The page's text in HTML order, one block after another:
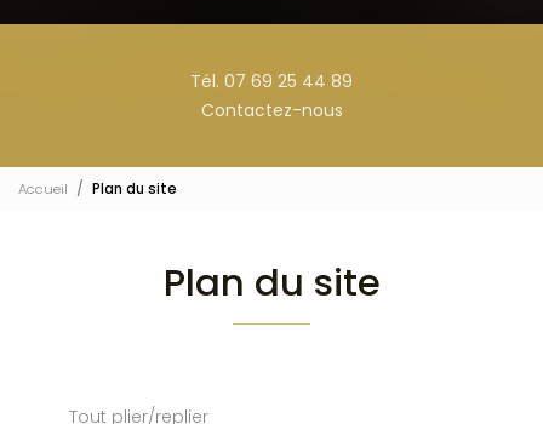
Tél. 07 69 25 44 89
Contactez-nous
Accueil Plan du site
Plan du site
Tout plier/replier